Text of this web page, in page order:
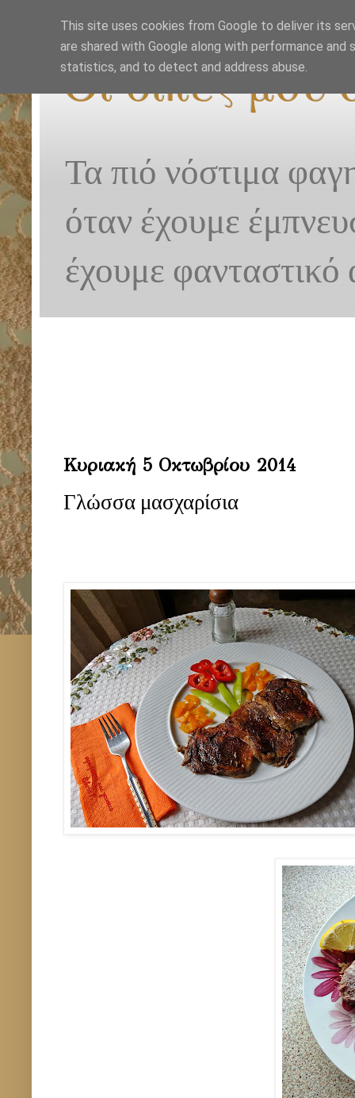
Οι δικές μου
Τα πιό νόστιμα
όταν έχουμε
έχουμε φανταστικό
Κυριακή 5 Οκτωβρίου 2014
Γλώσσα μασχαρίσια
This site uses cookies from Google to deliver its
are shared with Google along with performance
statistics, and to detect and address abuse.